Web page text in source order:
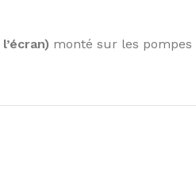
monté sur les pompes